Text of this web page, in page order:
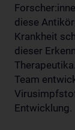
diese
Krankheit
dieser
Team
Entwicklung.